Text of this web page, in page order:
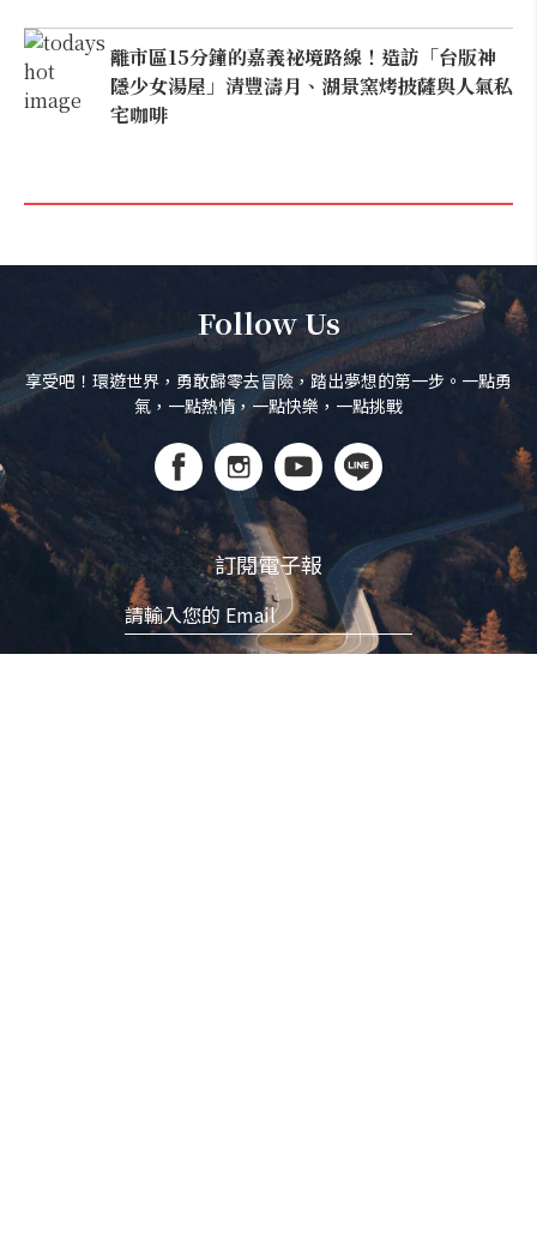
離市區15分鐘的嘉義祕境路線！造訪「台版神
隱少女湯屋」清豐濤月、湖景窯烤披薩與人氣私
宅咖啡
Follow Us
享受吧！環遊世界，勇敢歸零去冒險，踏出夢想的第一步。一點勇
氣，一點熱情，一點快樂，一點挑戰
訂閱電子報